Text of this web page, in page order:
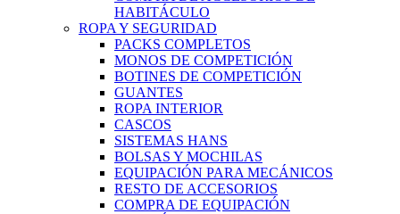
HABITÁCULO
ROPA Y SEGURIDAD
PACKS COMPLETOS
MONOS DE COMPETICIÓN
BOTINES DE COMPETICIÓN
GUANTES
ROPA INTERIOR
CASCOS
SISTEMAS HANS
BOLSAS Y MOCHILAS
EQUIPACIÓN PARA MECÁNICOS
RESTO DE ACCESORIOS
COMPRA DE EQUIPACIÓN